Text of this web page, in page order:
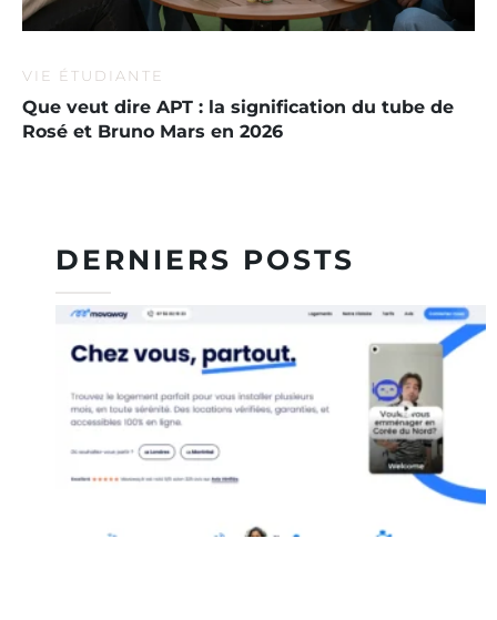
DERNIERS POSTS
VIE ÉTUDIANTE
Que veut dire APT : la signification du tube de
Rosé et Bruno Mars en 2026